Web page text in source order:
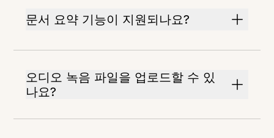
문서 요약 기능이 지원되나요?
오디오 녹음 파일을 업로드할 수 있
나요?